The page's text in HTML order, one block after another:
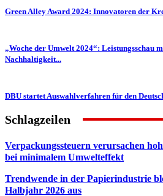
Green Alley Award 2024: Innovatoren der
„Woche der Umwelt 2024“: Leistungsschau
Nachhaltigkeit...
DBU startet Auswahlverfahren für den
Schlagzeilen
Verpackungssteuern verursachen
bei minimalem Umwelteffekt
Trendwende in der Papierindustrie
Halbjahr 2026 aus